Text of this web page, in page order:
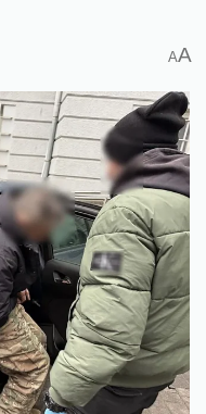
AA